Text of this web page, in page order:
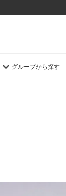
グループから探す